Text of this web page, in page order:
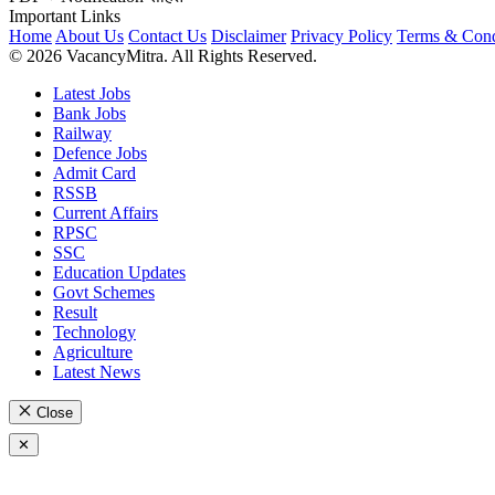
Important Links
Home About Us Contact Us Disclaimer Privacy Policy Terms &
© 2026 VacancyMitra. All Rights Reserved.
Latest Jobs
Bank Jobs
Railway
Defence Jobs
Admit Card
RSSB
Current Affairs
RPSC
SSC
Education Updates
Govt Schemes
Result
Technology
Agriculture
Latest News
Close
✕